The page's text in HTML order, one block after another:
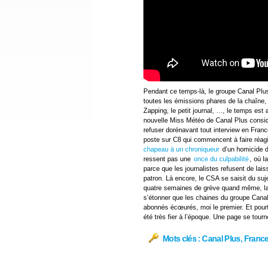
Pendant ce temps-là, le groupe Canal
toutes les émissions phares de la chaîne,
Zapping, le petit journal, …, le temps est
nouvelle Miss Météo de Canal Plus
refuser dorénavant tout interview en
poste sur C8 qui commencent à faire
chapeau à un chroniqueur d’un homicide
ressent pas une once du culpabilité , où
parce que les journalistes refusent de
patron. Là encore, le CSA se saisit du
quatre semaines de grève quand même,
s’étonner que les chaines du groupe
abonnés écœurés, moi le premier. Et
été très fier à l’époque. Une page se
Mots clés :Canal Plus,